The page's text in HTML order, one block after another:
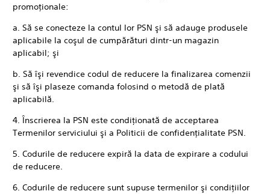
promoţionale:
a. Să se conecteze la contul lor PSN şi să adauge produsele
aplicabile la coşul de cumpărături dintr-un magazin
aplicabil; şi
b. Să îşi revendice codul de reducere la finalizarea comenzii
şi să îşi plaseze comanda folosind o metodă de plată
aplicabilă.
4. Înscrierea la PSN este condiţionată de acceptarea
Termenilor serviciului şi a Politicii de confidenţialitate PSN.
5. Codurile de reducere expiră la data de expirare a codului
de reducere.
6. Codurile de reducere sunt supuse termenilor şi condiţiilor